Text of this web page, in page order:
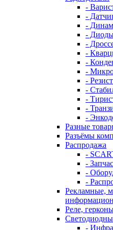
-
-
-
-
-
-
-
-
-
-
-
-
-
Разные
Разъёмы
Распродажа
-
-
-
-
Рекламные,
Реле,
-